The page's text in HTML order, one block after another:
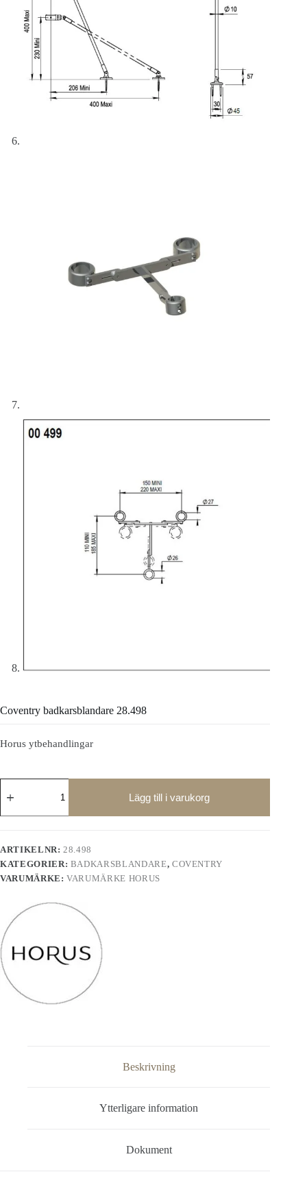
Coventry badkarsblandare 28.498
Horus ytbehandlingar
badkarsblandare
mängd
Lägg till i varukorg
ARTIKELNR: 28.498
KATEGORIER: BADKARSBLANDARE, COVENTRY
VARUMÄRKE:VARUMÄRKE HORUS
Beskrivning
Ytterligare information
Dokument